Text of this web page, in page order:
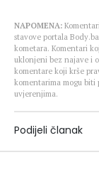
NAPOMENA:
stavove portala
kometara. Komentari
uklonjeni bez najave i
komentare koji krše
komentarima mogu biti
uvjerenjima.
Podijeli članak